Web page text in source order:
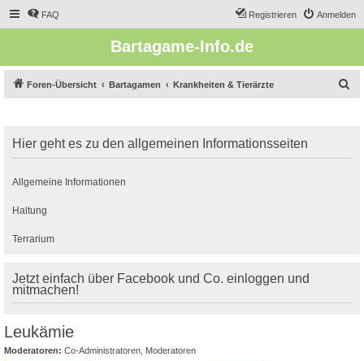
FAQ Anmelden
Registrieren
Bartagame-Info.de
Foren-Übersicht Bartagamen Krankheiten & Tierärzte
e
Hier geht es zu den allgemeinen Informationsseiten
Allgemeine Informationen
Haltung
Terrarium
Jetzt einfach über Facebook und Co. einloggen und
mitmachen!
Leukämie
Moderatoren: Co-Administratoren Moderatoren